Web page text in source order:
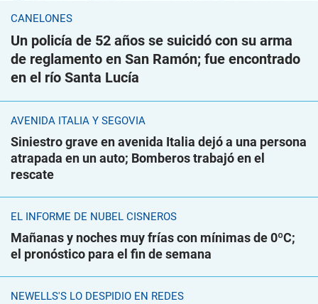
CANELONES
Un policía de 52 años se suicidó con su arma
de reglamento en San Ramón; fue encontrado
en el río Santa Lucía
AVENIDA ITALIA Y SEGOVIA
Siniestro grave en avenida Italia dejó a una persona
atrapada en un auto; Bomberos trabajó en el
rescate
EL INFORME DE NUBEL CISNEROS
Mañanas y noches muy frías con mínimas de 0ºC;
el pronóstico para el fin de semana
NEWELLS'S LO DESPIDIÓ EN REDES